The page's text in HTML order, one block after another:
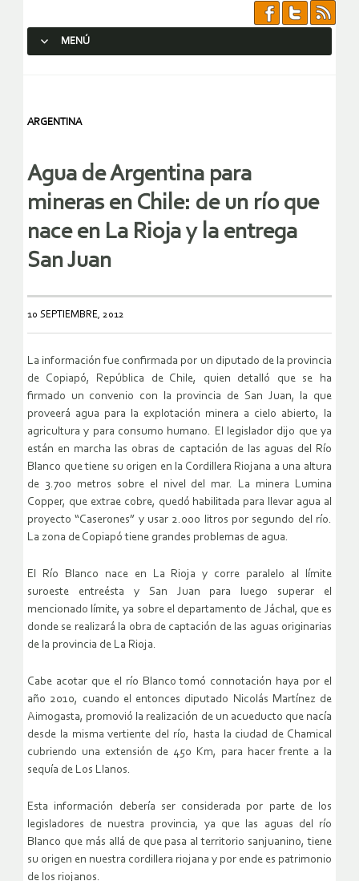
MENÚ
ARGENTINA
Agua de Argentina para
mineras en Chile: de un río que
nace en La Rioja y la entrega
San Juan
10 SEPTIEMBRE, 2012
La información fue confirmada por un diputado de la provincia
de Copiapó, República de Chile, quien detalló que se ha
firmado un convenio con la provincia de San Juan, la que
proveerá agua para la explotación minera a cielo abierto, la
agricultura y para consumo humano. El legislador dijo que ya
están en marcha las obras de captación de las aguas del Río
Blanco que tiene su origen en la Cordillera Riojana a una altura
de 3.700 metros sobre el nivel del mar. La minera Lumina
Copper, que extrae cobre, quedó habilitada para llevar agua al
proyecto “Caserones” y usar 2.000 litros por segundo del río.
La zona de Copiapó tiene grandes problemas de agua.
El Río Blanco nace en La Rioja y corre paralelo al límite
suroeste entreésta y San Juan para luego superar el
mencionado límite, ya sobre el departamento de Jáchal, que es
donde se realizará la obra de captación de las aguas originarias
de la provincia de La Rioja.
Cabe acotar que el río Blanco tomó connotación haya por el
año 2010, cuando el entonces diputado Nicolás Martínez de
Aimogasta, promovió la realización de un acueducto que nacía
desde la misma vertiente del río, hasta la ciudad de Chamical
cubriendo una extensión de 450 Km, para hacer frente a la
sequía de Los Llanos.
Esta información debería ser considerada por parte de los
legisladores de nuestra provincia, ya que las aguas del río
Blanco que más allá de que pasa al territorio sanjuanino, tiene
su origen en nuestra cordillera riojana y por ende es patrimonio
de los riojanos.